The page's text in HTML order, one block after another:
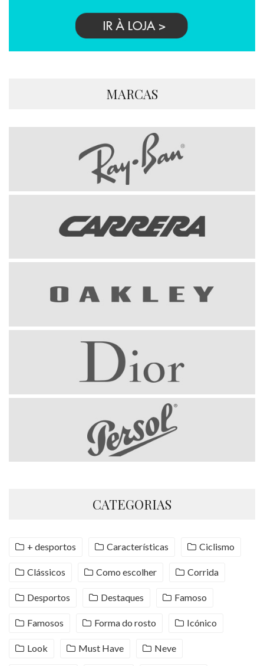
MARCAS
CATEGORIAS
+ desportos Características Ciclismo
Clássicos Como escolher Corrida
Desportos Destaques Famoso
Famosos Forma do rosto Icónico
Look Must Have Neve